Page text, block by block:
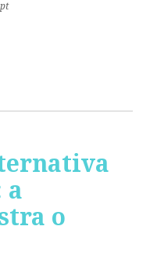
a
o